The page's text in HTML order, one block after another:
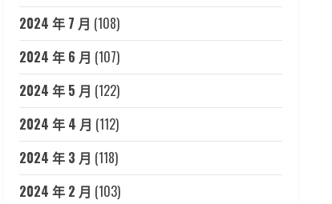
2024 年 7 月 (108)
2024 年 6 月 (107)
2024 年 5 月 (122)
2024 年 4 月 (112)
2024 年 3 月 (118)
2024 年 2 月 (103)